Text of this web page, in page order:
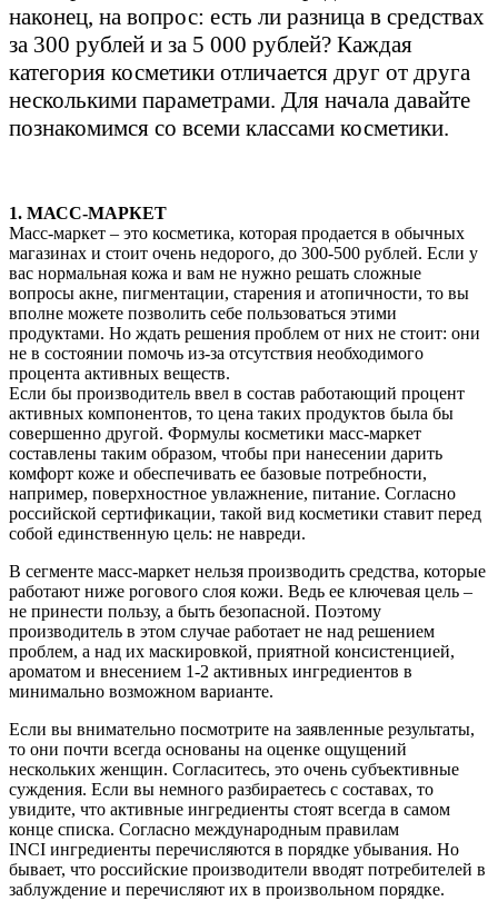
наконец, на вопрос: есть ли разница в средствах
за 300 рублей и за 5 000 рублей? Каждая
категория косметики отличается друг от друга
несколькими параметрами. Для начала давайте
познакомимся со всеми классами косметики.
1. МАСС-МАРКЕТ
Масс-маркет – это косметика, которая продается в обычных
магазинах и стоит очень недорого, до 300-500 рублей. Если у
вас нормальная кожа и вам не нужно решать сложные
вопросы акне, пигментации, старения и атопичности, то вы
вполне можете позволить себе пользоваться этими
продуктами. Но ждать решения проблем от них не стоит: они
не в состоянии помочь из-за отсутствия необходимого
процента активных веществ.
Если бы производитель ввел в состав работающий процент
активных компонентов, то цена таких продуктов была бы
совершенно другой. Формулы косметики масс-маркет
составлены таким образом, чтобы при нанесении дарить
комфорт коже и обеспечивать ее базовые потребности,
например, поверхностное увлажнение, питание. Согласно
российской сертификации, такой вид косметики ставит перед
собой единственную цель: не навреди.
В сегменте масс-маркет нельзя производить средства, которые
работают ниже рогового слоя кожи. Ведь ее ключевая цель –
не принести пользу, а быть безопасной. Поэтому
производитель в этом случае работает не над решением
проблем, а над их маскировкой, приятной консистенцией,
ароматом и внесением 1-2 активных ингредиентов в
минимально возможном варианте.
Если вы внимательно посмотрите на заявленные результаты,
то они почти всегда основаны на оценке ощущений
нескольких женщин. Согласитесь, это очень субъективные
суждения. Если вы немного разбираетесь с составах, то
увидите, что активные ингредиенты стоят всегда в самом
конце списка. Согласно международным правилам
INCI ингредиенты перечисляются в порядке убывания. Но
бывает, что российские производители вводят потребителей в
заблуждение и перечисляют их в произвольном порядке.